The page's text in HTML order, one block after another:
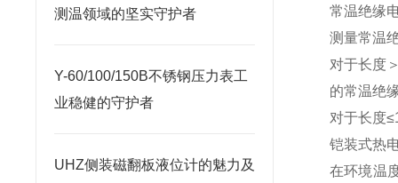
测温领域的坚实守护者
Y-60/100/150B不锈钢压力表工
业稳健的守护者
UHZ侧装磁翻板液位计的魅力及
常温绝缘
测量常温
对于长度
的常温绝
对于长度
铠装式热
在环境温